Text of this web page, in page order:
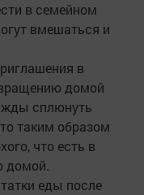
в семейном
вмешаться и
в
домой
сплюнуть
таким образом
что есть в
домой.
еды после